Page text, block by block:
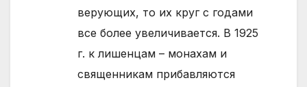
верующих, то их круг с годами
все более увеличивается. В 1925
г. к лишенцам – монахам и
священникам прибавляются